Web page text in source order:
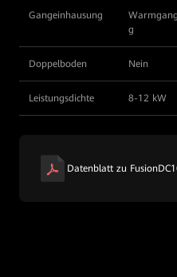
Gangeinhausung
g
Doppelboden Nein
Leistungsdichte 8-12 kW
Datenblatt zu